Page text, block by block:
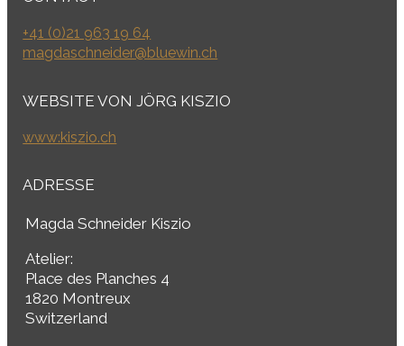
+41 (0)21 963 19 64
magdaschneider@bluewin.ch
WEBSITE VON JÖRG KISZIO
www:kiszio.ch
ADRESSE
Magda Schneider Kiszio
Atelier:
Place des Planches 4
1820 Montreux
Switzerland